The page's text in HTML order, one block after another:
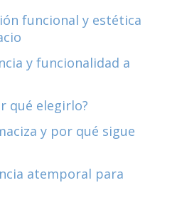
funcional y estética
y funcionalidad a
qué elegirlo?
y por qué sigue
atemporal para